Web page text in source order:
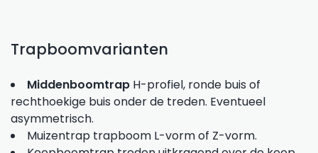
Trapboomvarianten
Middenboomtrap H-profiel, ronde buis of
rechthoekige buis onder de treden. Eventueel
asymmetrisch.
Muizentrap trapboom L-vorm of Z-vorm.